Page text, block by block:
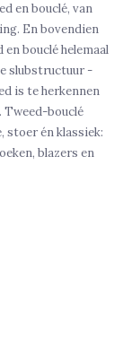
en bouclé, van
En bovendien
bouclé helemaal
slubstructuur -
is te herkennen
Tweed-bouclé
stoer én klassiek:
blazers en